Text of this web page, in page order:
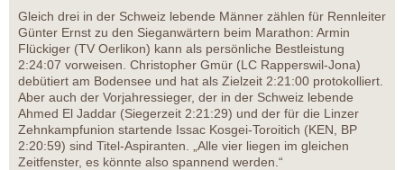
Gleich drei in der Schweiz lebende Männer zählen für Rennleiter
Günter Ernst zu den Sieganwärtern beim Marathon: Armin
Flückiger (TV Oerlikon) kann als persönliche Bestleistung
2:24:07 vorweisen. Christopher Gmür (LC Rapperswil-Jona)
debütiert am Bodensee und hat als Zielzeit 2:21:00 protokolliert.
Aber auch der Vorjahressieger, der in der Schweiz lebende
Ahmed El Jaddar (Siegerzeit 2:21:29) und der für die Linzer
Zehnkampfunion startende Issac Kosgei-Toroitich (KEN, BP
2:20:59) sind Titel-Aspiranten. „Alle vier liegen im gleichen
Zeitfenster, es könnte also spannend werden.“